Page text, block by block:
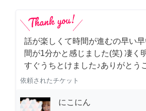
話が楽しくて時間が進むの早い早
間が1分かと感じました(笑) 凄く
すぐうちとけました♪ありがとう
依頼されたチケット
にこにん